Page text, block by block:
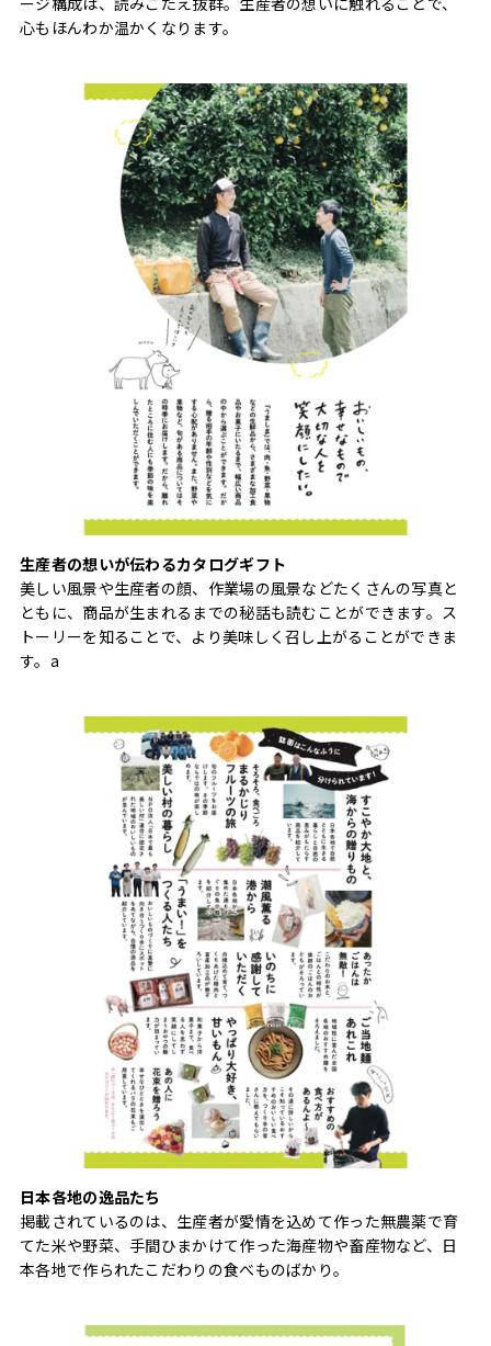
心もほんわか温かくなります。
生産者の想いが伝わるカタログギフト
美しい風景や生産者の顔、作業場の風景などたくさんの写真と
ともに、商品が生まれるまでの秘話も読むことができます。ス
トーリーを知ることで、より美味しく召し上がることができま
す。a
日本各地の逸品たち
掲載されているのは、生産者が愛情を込めて作った無農薬で育
てた米や野菜、手間ひまかけて作った海産物や畜産物など、日
本各地で作られたこだわりの食べものばかり。